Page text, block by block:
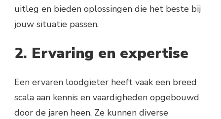
uitleg en bieden oplossingen die het beste bij
jouw situatie passen.
2. Ervaring en expertise
Een ervaren loodgieter heeft vaak een breed
scala aan kennis en vaardigheden opgebouwd
door de jaren heen. Ze kunnen diverse